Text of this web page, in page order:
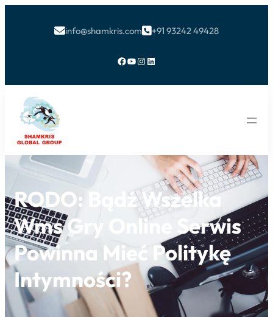
info@shamkris.com+91 93242 49428
Facebook YouTube Instagram LinkedIn
RODO: Bądź Wszelka
Wms Gry Online Serwis
Powinna Mieć Politykę
Intymności?